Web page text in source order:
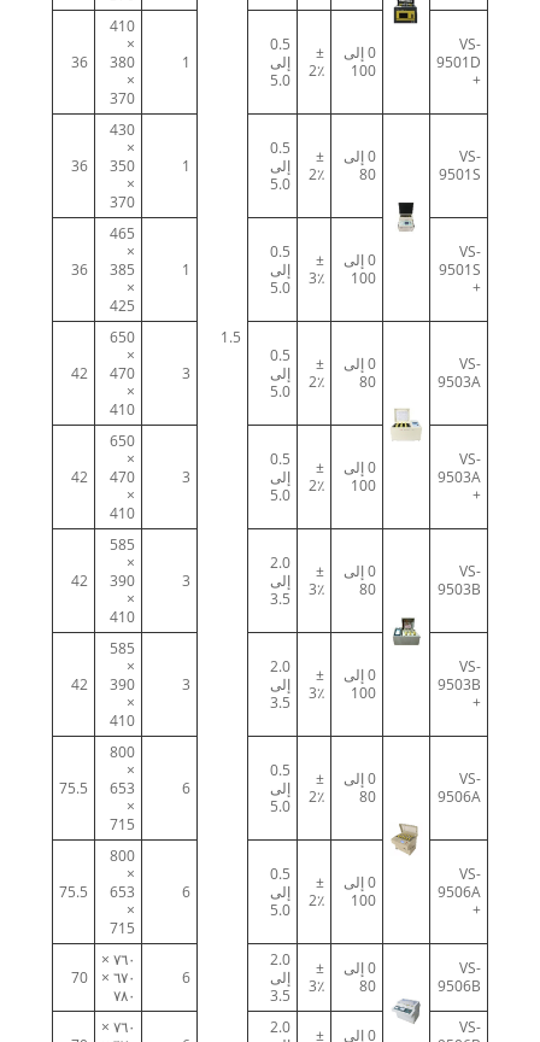
1.5
VS-
9501D
+
0 إلى
100
±
2٪
0.5
إلى
5.0
1
410
×
380
×
370
36
VS-
9501S
0 إلى
80
±
2٪
0.5
إلى
5.0
1
430
×
350
×
370
36
VS-
9501S
+
0 إلى
100
±
3٪
0.5
إلى
5.0
1
465
×
385
×
425
36
VS-
9503A
0 إلى
80
±
2٪
0.5
إلى
5.0
3
650
×
470
×
410
42
VS-
9503A
+
0 إلى
100
±
2٪
0.5
إلى
5.0
3
650
×
470
×
410
42
VS-
9503B
0 إلى
80
±
3٪
2.0
إلى
3.5
3
585
×
390
×
410
42
VS-
9503B
+
0 إلى
100
±
3٪
2.0
إلى
3.5
3
585
×
390
×
410
42
VS-
9506A
0 إلى
80
±
2٪
0.5
إلى
5.0
6
800
×
653
×
715
75.5
VS-
9506A
+
0 إلى
100
±
2٪
0.5
إلى
5.0
6
800
×
653
×
715
75.5
VS-
9506B
0 إلى
80
±
3٪
2.0
إلى
3.5
6
٧٦٠ ×
٦٧٠ ×
٧٨٠
70
VS-
0 إلى ±
2.0
٧٦٠ ×